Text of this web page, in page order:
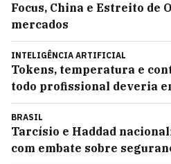
Focus, China e Estreito de
mercados
INTELIGÊNCIA ARTIFICIAL
Tokens, temperatura e
todo profissional deveria
BRASIL
Tarcísio e Haddad
com embate sobre